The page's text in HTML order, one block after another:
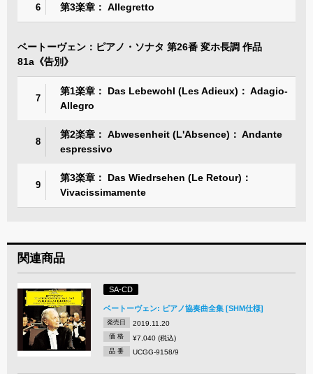
6 第3楽章： Allegretto
ベートーヴェン：ピアノ・ソナタ 第26番 変ホ長調 作品
81a《告別》
7
第1楽章： Das Lebewohl (Les Adieux)： Adagio-
Allegro
8
第2楽章： Abwesenheit (L'Absence)： Andante
espressivo
9
第3楽章： Das Wiedrsehen (Le Retour)：
Vivacissimamente
関連商品
SA-CD
ベートーヴェン: ピアノ協奏曲全集 [SHM仕様]
発売日 2019.11.20
価 格 ¥7,040 (税込)
品 番 UCGG-9158/9